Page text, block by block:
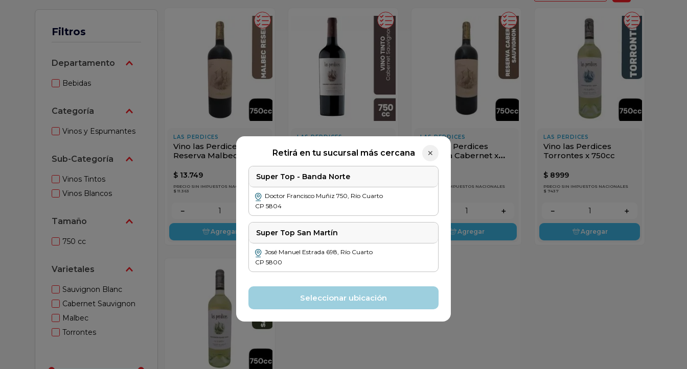
Retirá en tu sucursal más cercana ✕
Super Top - Banda Norte
Doctor Francisco Muñiz 750, Río Cuarto
CP 5804
Super Top San Martín
José Manuel Estrada 698, Río Cuarto
CP 5800
Seleccionar ubicación
Filtros
Departamento
Bebidas
Categoría
Vinos y Espumantes
Sub-Categoría
Vinos Tintos
Vinos Blancos
Tamaño
750 cc
Varietales
Sauvignon Blanc
Cabernet Sauvignon
Malbec
Torrontes
LAS PERDICES
Vino las Perdices
Reserva Malbec x
$ 13.749
PRECIO SIN IMPUESTOS NACIONALES
$ 11.363
＋
－
Agregar
LAS PERDICES
Cabernet Sauvignon x
750cc
$ 8999
PRECIO SIN IMPUESTOS NACIONALES
Agregar
LAS PERDICES
Vino las Perdices
Reserva Cabernet x
750cc
PRECIO SIN IMPUESTOS NACIONALES
＋
Agregar
LAS PERDICES
Vino las Perdices
Torrontes x 750cc
$ 8999
PRECIO SIN IMPUESTOS NACIONALES
$ 7437
＋
－
Agregar